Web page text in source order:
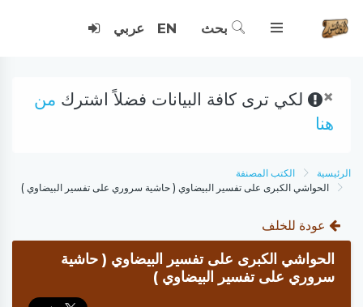
بحث EN عربي
× لكي ترى كافة البيانات فضلاً اشترك من
هنا
الرئيسية
الكتب المصنفة
الحواشي الكبرى على تفسير البيضاوي ( حاشية سروري على تفسير البيضاوي )
عودة للخلف
الحواشي الكبرى على تفسير البيضاوي ( حاشية
سروري على تفسير البيضاوي )